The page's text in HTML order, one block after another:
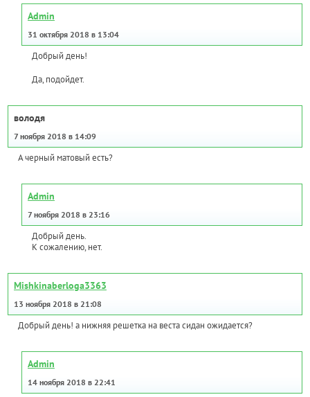
Admin
31 октября 2018 в 13:04
Добрый день!
Да, подойдет.
володя
7 ноября 2018 в 14:09
А черный матовый есть?
Admin
7 ноября 2018 в 23:16
Добрый день.
К сожалению, нет.
Mishkinaberloga3363
13 ноября 2018 в 21:08
Добрый день! а нижняя решетка на веста сидан ожидается?
Admin
14 ноября 2018 в 22:41